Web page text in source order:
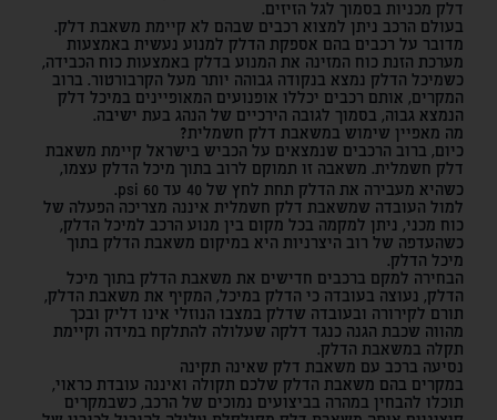
דלק מכניות בסמוך לגל הזיזים.
בעולם הרכב ניתן למצוא רכבים שבהם לא קיימת משאבת דלק.
מדובר על רכבים בהם אספקת הדלק למנוע נעשית באמצעות
מערכת הזנת כוח המזינה את המנוע בדלק באמצעות כוח הכבידה,
כשמיכל הדלק נמצא בנקודה גבוהה יותר מעל הקרבורטור. ברוב
המקרים, אותם רכבים יכללו אופנועים המאופיינים במיכל דלק
הנמצא גבוה, בסמוך לגובה הירכיים של הנהג בעת ישיבה.
מה מאפיין שימוש במשאבת דלק חשמלית?
כיום, ברוב הרכבים שנמצאים על הכביש בישראל קיימת משאבת
דלק חשמלית. משאבה זו תמוקם לרוב בתוך מיכל הדלק עצמו,
כשהיא מעבירה את הדלק תחת לחץ של 40 עד 60 psi.
למול העובדה שמשאבת דלק חשמלית איננה מצריכה הפעלה של
כוח מכני, ניתן למקמה בכל מקום בין מנוע הרכב למיכל הדלק,
כשהעדפה של רוב היצרניות היא במיקום משאבת הדלק בתוך
מיכל הדלק.
הבחירה למקם ברכבים חדישים את משאבת הדלק בתוך מיכל
הדלק, נעוצה בעובדה כי הדלק במיכל, המקיף את משאבת הדלק,
תורם לקירורה ובעובדה שדלק במצבו הנוזלי אינו דליק ובכך
מהווה שכבת הגנה כנגד דלקה שעלולה להתלקח במידה וקיימת
תקלה במשאבת הדלק.
נסיעה ברכב עם משאבת דלק שאינה תקינה
במקרים בהם משאבת הדלק שלכם תקולה ואיננה עובדת כראוי,
תוכלו להבחין במהרה בביצועים נמוכים של הרכב, כשבמקרים